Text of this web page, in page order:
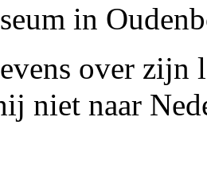
in
over
niet naar